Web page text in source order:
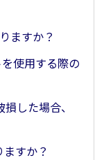
ますか？
使用する際の
した場合、
すか？